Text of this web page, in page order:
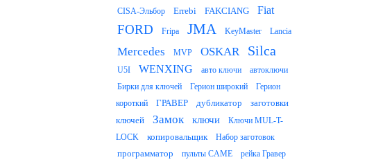
CISA-Эльбор
Errebi FAKCIANG Fiat
FORD Fripa JMA KeyMaster Lancia
Mercedes MVP OSKAR Silca
U5I WENXING авто ключи
автоключи
Бирки для ключей
Герион широкий
Герион
короткий
ГРАВЕР дубликатор
заготовки
ключей
Замок ключи
Ключи MUL-T-
LOCK
копировальщик Набор заготовок
программатор пульты CAME рейка Гравер